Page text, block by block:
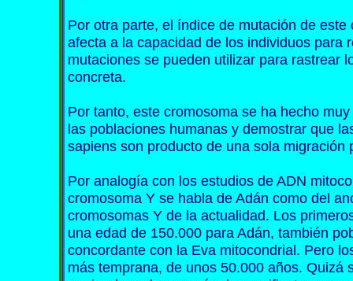
Por otra parte, el índice de mutación de
afecta a la capacidad de los individuos para
mutaciones se pueden utilizar para rastrear
concreta.
Por tanto, este cromosoma se ha hecho
las poblaciones humanas y demostrar que
sapiens son producto de una sola migración
Por analogía con los estudios de ADN
cromosoma Y se habla de Adán como del
cromosomas Y de la actualidad. Los
una edad de 150.000 para Adán, también
concordante con la Eva mitocondrial. Pero
más temprana, de unos 50.000 años. Quizá